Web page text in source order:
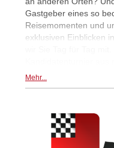
Gastgeber eines so
Reisemomenten und
exklusiven Einblicken
Mehr...